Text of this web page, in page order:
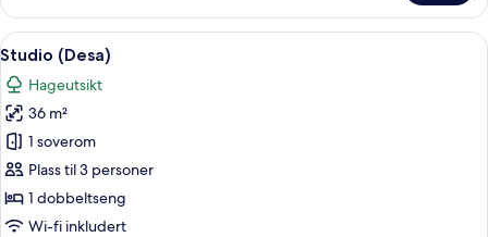
–
basic
(Bamboo)
Åpne
alle
bildene
av
Studio
(Desa)
5
Studio (Desa)
Hageutsikt
36 m²
1 soverom
Plass til 3 personer
1 dobbeltseng
Wi-fi inkludert